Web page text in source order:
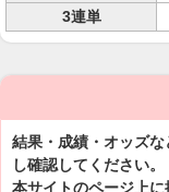
3連単
結果・成績・オッズ
し確認してください。
本サイトのページ上